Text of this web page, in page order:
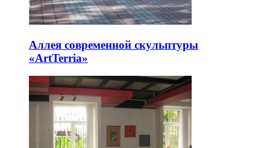
Аллея современной скульптуры
«ArtTerria»